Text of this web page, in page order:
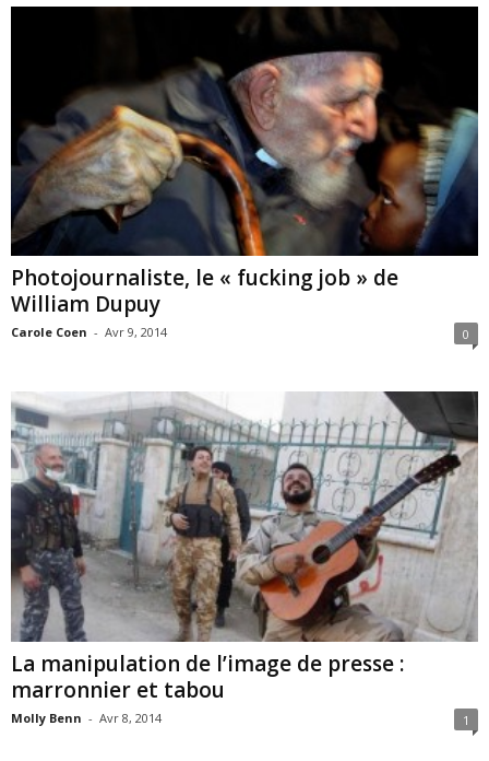
Photojournaliste, le « fucking job » de
William Dupuy
Carole Coen - Avr 9, 2014 0
La manipulation de l’image de presse :
marronnier et tabou
Molly Benn - Avr 8, 2014 1